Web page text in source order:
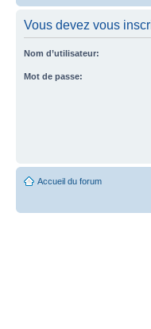
Vous devez vous
Nom d’utilisateur:
Mot de passe:
Accueil du forum